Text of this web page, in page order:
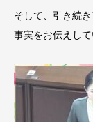
そして、引き続
事実をお伝えして